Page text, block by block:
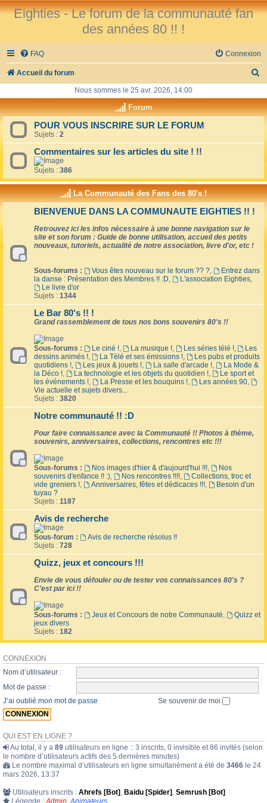
Eighties - Le forum de la communauté fan
des années 80 !! !
FAQ Connexion
Accueil du forum
h
h
e
Nous sommes le 25 avr. 2026, 14:00
Forum
POUR VOUS INSCRIRE SUR LE FORUM
Sujets : 2
Commentaires sur les articles du site ! !!
Sujets : 386
La Communauté des Fans des 80's !
BIENVENUE DANS LA COMMUNAUTE EIGHTIES !! !
Retrouvez ici les infos nécessaire à une bonne navigation sur le
site et son forum : Guide de bonne utilisation, accueil des petits
nouveaux, tutoriels, actualité de notre association, livre d'or, etc !
Sous-forums : Vous êtes nouveau sur le forum ?? ?,
Entrez dans
la danse : Présentation des Membres !! :D, L'association Eighties,
Le livre d'or
Sujets : 1344
Le Bar 80's !! !
Grand rassemblement de tous nos bons souvenirs 80's !!
Sous-forums : Le ciné !, La musique !, Les séries télé !,
Les
dessins animés !, La Télé et ses émissions !,
Les pubs et produits
quotidiens !, Les jeux & jouets !, La salle d'arcade !,
La Mode &
la Déco !, La technologie et les objets du quotidien !,
Le sport et
les événements !, La Presse et les bouquins !, Les années 90,
Vie actuelle et sujets divers...
Sujets : 3820
Notre communauté !! :D
Pour faire connaissance avec la Communauté !! Photos à thème,
souvenirs, anniversaires, collections, rencontres etc !!!
Sous-forums : Nos images d'hier & d'aujourd'hui !!!,
Nos
souvenirs d'enfance !! :), Nos rencontres !!!!,
Collections, troc et
vide greniers !, Anniversaires, fêtes et dédicaces !!!,
Besoin d'un
tuyau ?
Sujets : 1187
Avis de recherche
Sous-forum :
Avis de recherche résolus !!
Sujets : 728
Quizz, jeux et concours !!!
Envie de vous défouler ou de tester vos connaissances 80's ?
C'est par ici !!
Sous-forums : Jeux et Concours de notre Communauté,
Quizz et
jeux divers
Sujets : 182
CONNEXION
Nom d’utilisateur :
Mot de passe :
J’ai oublié mon mot de passe
Se souvenir de moi
QUI EST EN LIGNE ?
Au total, il y a 89 utilisateurs en ligne :: 3 inscrits, 0 invisible et 86 invités (selon
le nombre d’utilisateurs actifs des 5 dernières minutes)
Le nombre maximal d’utilisateurs en ligne simultanément a été de 3466 le 24
mars 2026, 13:37
Utilisateurs inscrits : Ahrefs [Bot] , Baidu [Spider] , Semrush [Bot]
Légende : Admin Animateurs